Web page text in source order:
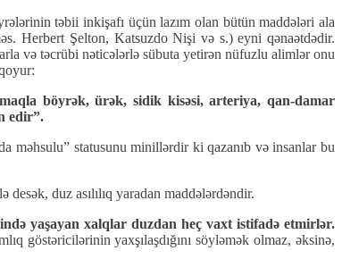
təbii inkişafı üçün lazım olan bütün maddələri ala
Herbert Şelton, Katsuzdo Nişi və s.) eyni qənaətdədir.
və təcrübi nəticələrlə sübuta yetirən nüfuzlu alimlər onu
böyrək, ürək, sidik kisəsi, arteriya, qan-damar
edir”.
məhsulu” statusunu minillərdir ki qazanıb və insanlar bu
desək, duz asılılıq yaradan maddələrdəndir.
yaşayan xalqlar duzdan heç vaxt istifadə etmirlər.
göstəricilərinin yaxşılaşdığını söyləmək olmaz, əksinə,